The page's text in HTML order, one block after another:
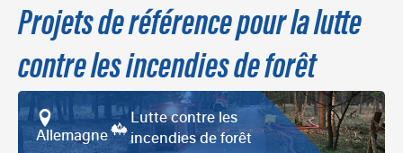
Projets de référence pour la lutte
contre les incendies de forêt
Allemagne
Lutte contre les
incendies de forêt